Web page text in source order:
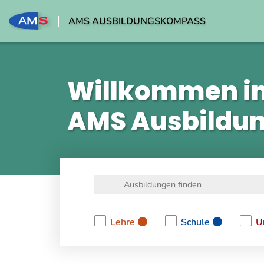
AMS AUSBILDUNGSKOMPASS
Willkommen
AMS
Lehre
Schule